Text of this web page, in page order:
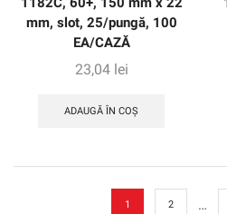
mm, slot, 25/pungă, 100
EA/CAZĂ
23,04 lei
ADAUGĂ ÎN COȘ
1 2 …